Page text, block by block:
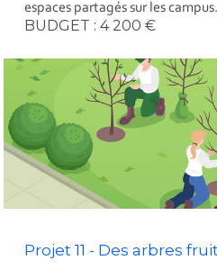
espaces partagés sur les campus.
BUDGET : 4 200 €
Projet 11 - Des arbres